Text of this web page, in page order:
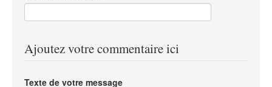
Ajoutez votre commentaire ici
Texte de votre message